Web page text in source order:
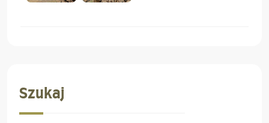
Szukaj